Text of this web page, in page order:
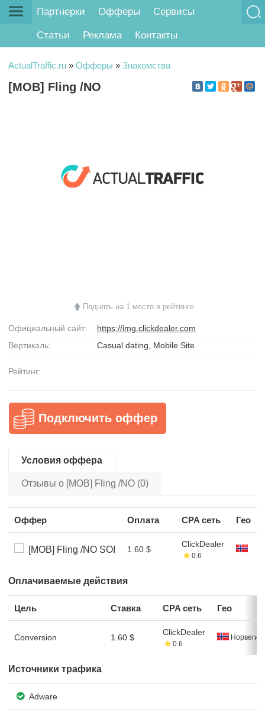
Партнерки Офферы Сервисы
Статьи Реклама Контакты
ActualTraffic.ru » Офферы » Знакомства
[MOB] Fling /NO
Поднять на 1 место в рейтинге
Официальный сайт:
https://img.clickdealer.com
Вертикаль:
Casual dating, Mobile Site
Рейтинг:
Подключить оффер
Условия оффера
Отзывы о [MOB] Fling /NO (0)
Оффер Оплата CPA сеть Гео
[MOB] Fling /NO SOI 1.60 $
ClickDealer
0.6
Оплачиваемые действия
Цель Ставка CPA сеть Гео
Conversion 1.60 $
ClickDealer
0.6
Норвегия
Источники трафика
Adware